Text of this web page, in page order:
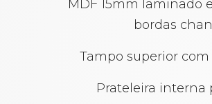
MDF 15mm laminado
bordas
Tampo superior com
Prateleira interna